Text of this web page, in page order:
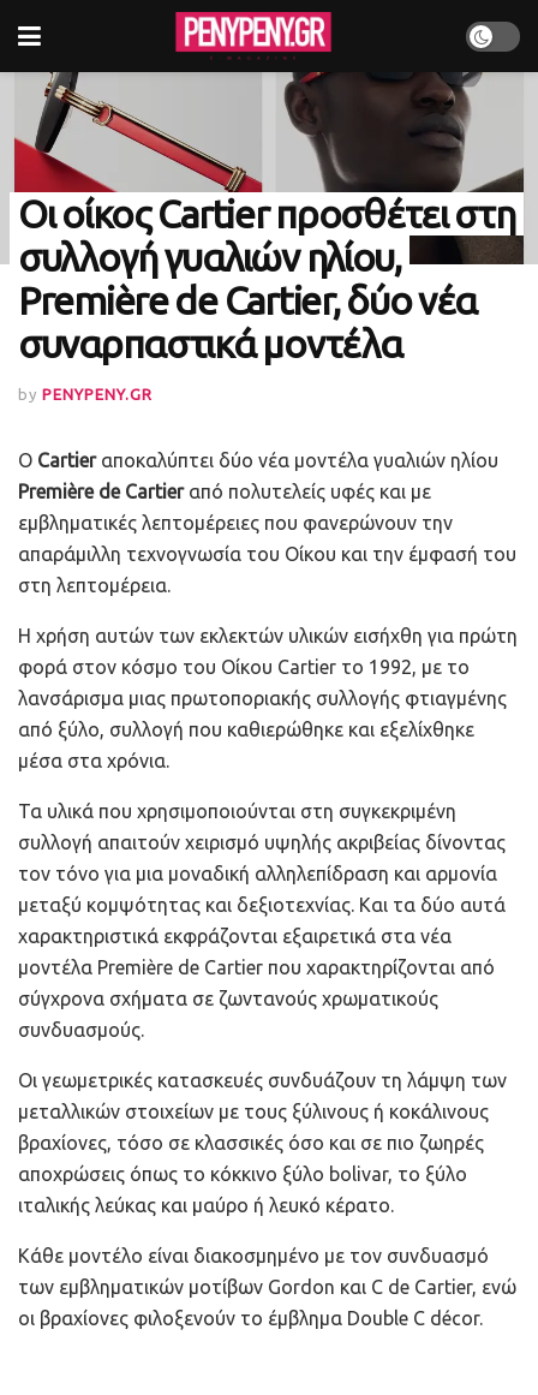
Οι οίκος Cartier προσθέτει στη
συλλογή γυαλιών ηλίου,
Première de Cartier, δύο νέα
συναρπαστικά μοντέλα
by PENYPENY.GR
Ο Cartierαποκαλύπτει δύο νέα μοντέλα γυαλιών ηλίου
Première de Cartierαπό πολυτελείς υφές και με
εμβληματικές λεπτομέρειες που φανερώνουν την
απαράμιλλη τεχνογνωσία του Οίκου και την έμφασή του
στη λεπτομέρεια.
Η χρήση αυτών των εκλεκτών υλικών εισήχθη για πρώτη
φορά στον κόσμο του Οίκου Cartier το 1992, με το
λανσάρισμα μιας πρωτοποριακής συλλογής φτιαγμένης
από ξύλο, συλλογή που καθιερώθηκε και εξελίχθηκε
μέσα στα χρόνια.
Τα υλικά που χρησιμοποιούνται στη συγκεκριμένη
συλλογή απαιτούν χειρισμό υψηλής ακριβείας δίνοντας
τον τόνο για μια μοναδική αλληλεπίδραση και αρμονία
μεταξύ κομψότητας και δεξιοτεχνίας. Και τα δύο αυτά
χαρακτηριστικά εκφράζονται εξαιρετικά στα νέα
μοντέλα Première de Cartier που χαρακτηρίζονται από
σύγχρονα σχήματα σε ζωντανούς χρωματικούς
συνδυασμούς.
Οι γεωμετρικές κατασκευές συνδυάζουν τη λάμψη των
μεταλλικών στοιχείων με τους ξύλινους ή κοκάλινους
βραχίονες, τόσο σε κλασσικές όσο και σε πιο ζωηρές
αποχρώσεις όπως το κόκκινο ξύλο bolivar, το ξύλο
ιταλικής λεύκας και μαύρο ή λευκό κέρατο.
Κάθε μοντέλο είναι διακοσμημένο με τον συνδυασμό
των εμβληματικών μοτίβων Gordon και C de Cartier, ενώ
οι βραχίονες φιλοξενούν το έμβλημα Double C décor.